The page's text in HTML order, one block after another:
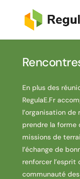
En plus des
RegulaE.Fr
l’organisation
prendre la forme
missions de
l’échange de
renforcer l’esprit
communauté